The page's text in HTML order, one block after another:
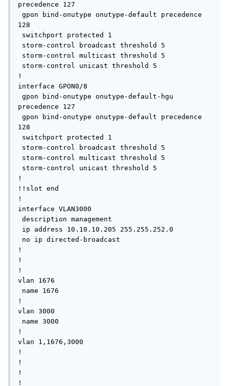
precedence 127
gpon bind-onutype onutype-default precedence
128
switchport protected 1
storm-control broadcast threshold 5
storm-control multicast threshold 5
storm-control unicast threshold 5
!
interface GPON0/8
gpon bind-onutype onutype-default-hgu
precedence 127
gpon bind-onutype onutype-default precedence
128
switchport protected 1
storm-control broadcast threshold 5
storm-control multicast threshold 5
storm-control unicast threshold 5
!
!!slot end
!
interface VLAN3000
description management
ip address 10.10.10.205 255.255.252.0
no ip directed-broadcast
!
!
!
vlan 1676
name 1676
!
vlan 3000
name 3000
!
vlan 1,1676,3000
!
!
!
!